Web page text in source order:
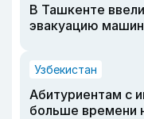
В Ташкенте
эвакуацию
Узбекистан
Абитуриентам с
больше времени